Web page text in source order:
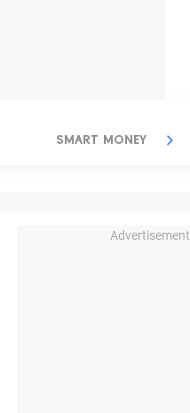
SMART MONEY
Advertisement